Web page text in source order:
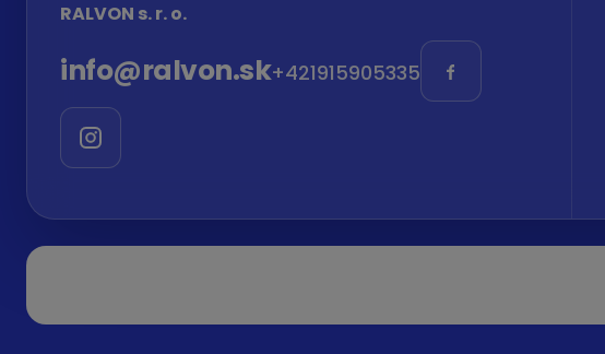
RALVON s. r. o.
info@ralvon.sk+421915905335